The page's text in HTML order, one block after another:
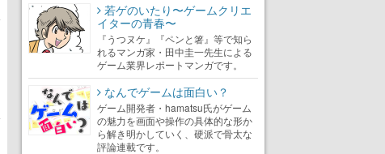
若ゲのいたり〜ゲームクリエ
イターの青春〜
『うつヌケ』『ペンと箸』等で知ら
れるマンガ家・田中圭一先生による
ゲーム業界レポートマンガです。
なんでゲームは面白い？
ゲーム開発者・hamatsu氏がゲーム
の魅力を画面や操作の具体的な形か
ら解き明かしていく、硬派で骨太な
評論連載です。